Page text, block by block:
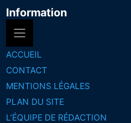
Information
ACCUEIL
CONTACT
MENTIONS LÉGALES
PLAN DU SITE
L’ÉQUIPE DE RÉDACTION